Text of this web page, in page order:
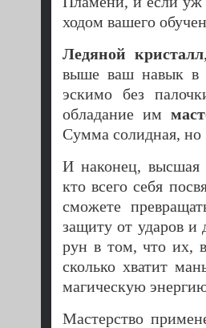
ходом вашего
Ледяной кристалл
выше ваш навык в
эскимо без
обладание им
Сумма солидная, но
И наконец, высшая
кто всего себя
сможете
защиту от ударов и
рун в том, что их,
сколько хватит
магическую
Мастерство